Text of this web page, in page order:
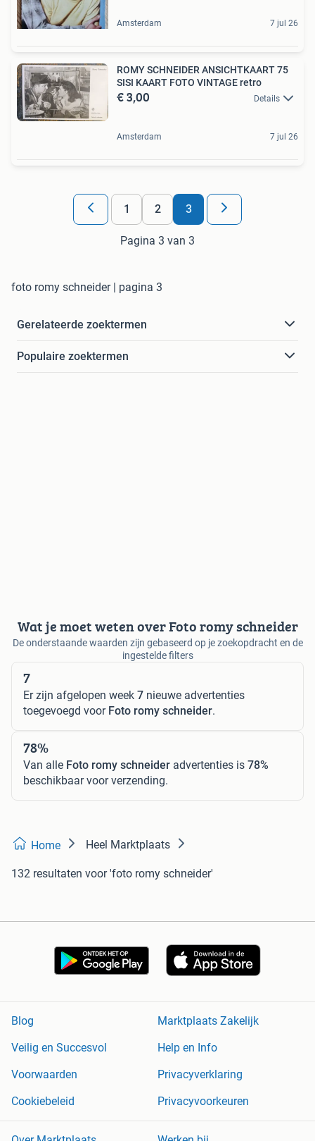
Amsterdam 7 jul 26
ROMY SCHNEIDER ANSICHTKAART 75
SISI KAART FOTO VINTAGE retro
€ 3,00 Details
Amsterdam 7 jul 26
1 2 3
Pagina 3 van 3
foto romy schneider | pagina 3
Gerelateerde zoektermen
Populaire zoektermen
Wat je moet weten over Foto romy schneider
De onderstaande waarden zijn gebaseerd op je zoekopdracht en de
ingestelde filters
7
Er zijn afgelopen week 7 nieuwe advertenties
toegevoegd voor Foto romy schneider.
78%
Van alle Foto romy schneider advertenties is 78%
beschikbaar voor verzending.
Home Heel Marktplaats
132 resultaten voor 'foto romy schneider'
Blog
Marktplaats Zakelijk
Veilig en Succesvol
Help en Info
Voorwaarden
Privacyverklaring
Cookiebeleid
Privacyvoorkeuren